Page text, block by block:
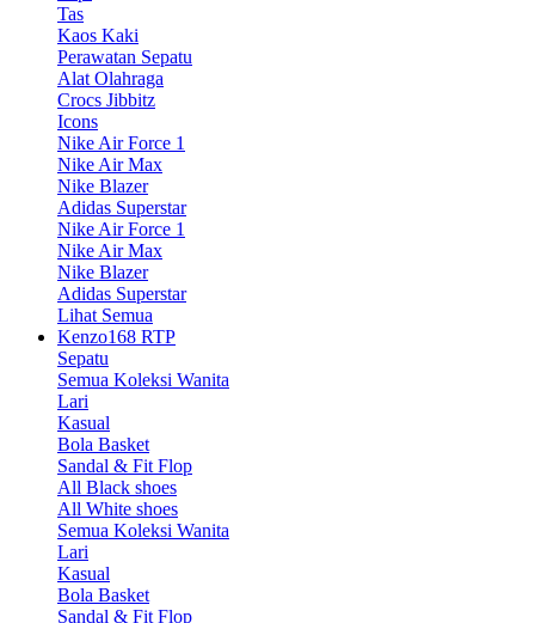
Tas
Kaos Kaki
Perawatan Sepatu
Alat Olahraga
Crocs Jibbitz
Icons
Nike Air Force 1
Nike Air Max
Nike Blazer
Adidas Superstar
Nike Air Force 1
Nike Air Max
Nike Blazer
Adidas Superstar
Lihat Semua
Kenzo168 RTP
Sepatu
Semua Koleksi Wanita
Lari
Kasual
Bola Basket
Sandal & Fit Flop
All Black shoes
All White shoes
Semua Koleksi Wanita
Lari
Kasual
Bola Basket
Sandal & Fit Flop